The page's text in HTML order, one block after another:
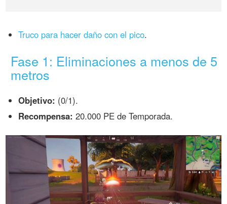
Truco para hacer daño con el pico.
Fase 1: Eliminaciones a menos de 5
metros
Objetivo: (0/1).
Recompensa: 20.000 PE de Temporada.